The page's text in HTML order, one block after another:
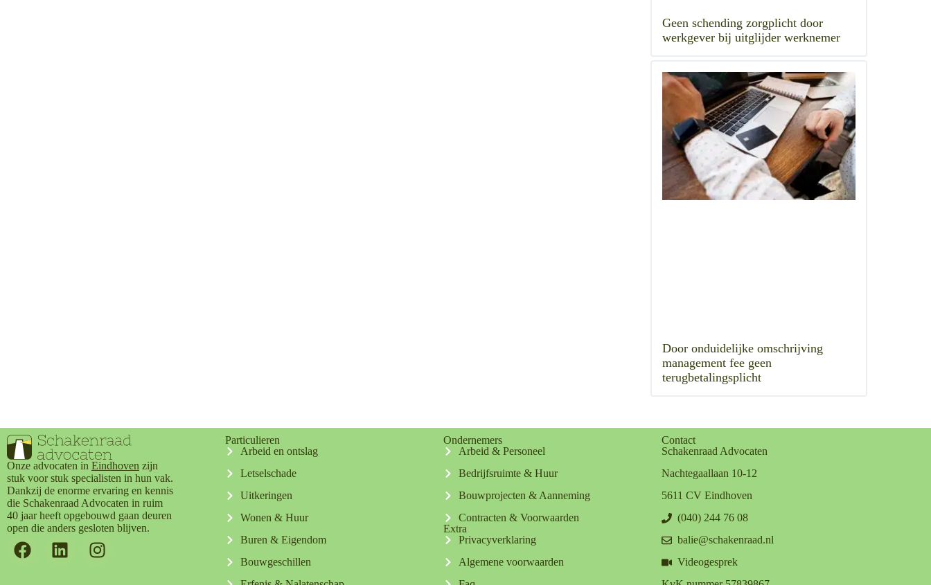
Geen schending zorgplicht door
werkgever bij uitglijder werknemer
Door onduidelijke omschrijving
management fee geen
terugbetalingsplicht
Onze advocaten in Eindhoven zijn
stuk voor stuk specialisten in hun vak.
Dankzij de enorme ervaring en kennis
die Schakenraad Advocaten in ruim
40 jaar heeft opgebouwd gaan deuren
open die anders gesloten blijven.
Particulieren
Arbeid en ontslag
Letselschade
Uitkeringen
Wonen & Huur
Buren & Eigendom
Bouwgeschillen
Ondernemers
Arbeid & Personeel
Bedrijfsruimte & Huur
Bouwprojecten & Aanneming
Contracten & Voorwaarden
Extra
Privacyverklaring
Algemene voorwaarden
Contact
Schakenraad Advocaten
Nachtegaallaan 10-12
5611 CV Eindhoven
(040) 244 76 08
balie@schakenraad.nl
Videogesprek